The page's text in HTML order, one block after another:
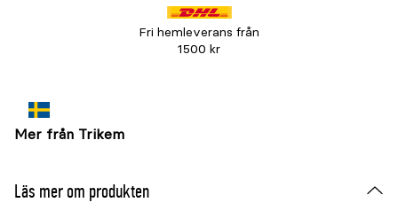
Fri hemleverans från
1500 kr
Mer från Trikem
Läs mer om produkten